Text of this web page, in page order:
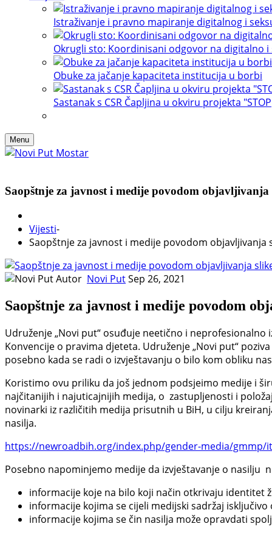
Istraživanje i pravno mapiranje digitalnog i
Okrugli sto: Koordinisani odgovor na digitalno i
Obuke za jačanje kapaciteta institucija u borbi
Sastanak s CSR Čapljina u okviru projekta "STOP
Menu
Saopštnje za javnost i medije povodom objavljivanja
Vijesti-
Saopštnje za javnost i medije povodom objavljivanja
Autor Novi PutSep 26, 2021
Saopštnje za javnost i medije povodom
Udruženje „Novi put“ osuđuje neetično i
Konvencije o pravima djeteta. Udruženje „Novi put“
posebno kada se radi o izvještavanju o bilo kom obliku
Koristimo ovu priliku da još jednom podsjeimo medije i
najčitanijih i najuticajnijih medija, o zastupljenosti i
novinarki iz različitih medija prisutnih u BiH, u cilju
nasilja.
https://newroadbih.org/index.php/gender-media/gmmp/
Posebno napominjemo medije da izvještavanje o nasilju
informacije koje na bilo koji način otkrivaju identitet
informacije kojima se cijeli medijski sadržaj
informacije kojima se čin nasilja može opravdati